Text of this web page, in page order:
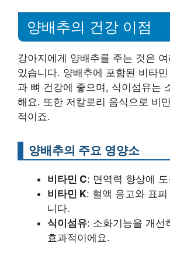
양배추의 건강 이점
강아지에게 양배추를 주는 것은
있습니다. 양배추에 포함된 비타
과 뼈 건강에 좋으며, 식이섬유는
해요. 또한 저칼로리 음식으로 비
적이죠.
양배추의 주요 영양소
비타민 C: 면역력 향상에
비타민 K: 혈액 응고와 표
니다.
식이섬유: 소화기능을 개선
효과적이에요.